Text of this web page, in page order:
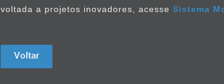
voltada a projetos inovadores, acesse Sistema
Voltar